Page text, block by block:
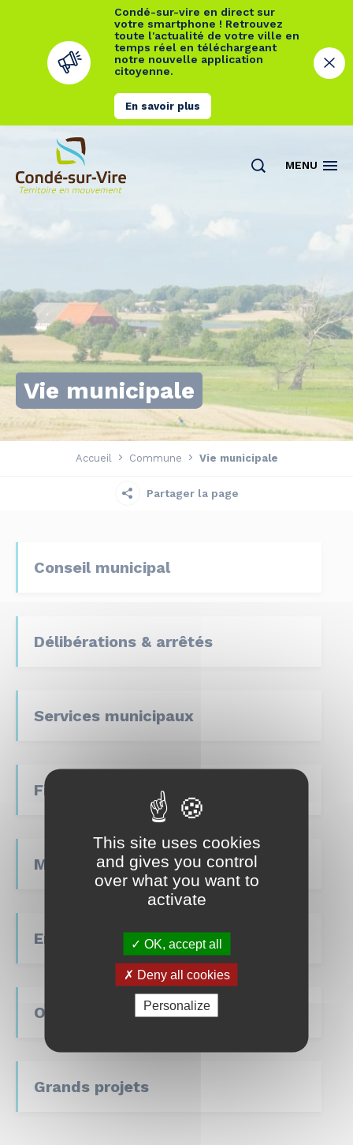
Condé-sur-vire en direct sur
votre smartphone ! Retrouvez
toute l'actualité de votre ville en
temps réel en téléchargeant
notre nouvelle application
citoyenne.
En savoir plus
Actualités Contact
MENU
Vie municipale
Accueil Commune Vie municipale
Partager la page
Conseil municipal
Délibérations & arrêtés
Services municipaux
Finances
Marchés publics
Enquêtes publiques
Offres d’emploi
Grands projets
Cookies management panel
This site uses cookies
and gives you control
over what you want to
activate
OK, accept all
Deny all cookies
Personalize